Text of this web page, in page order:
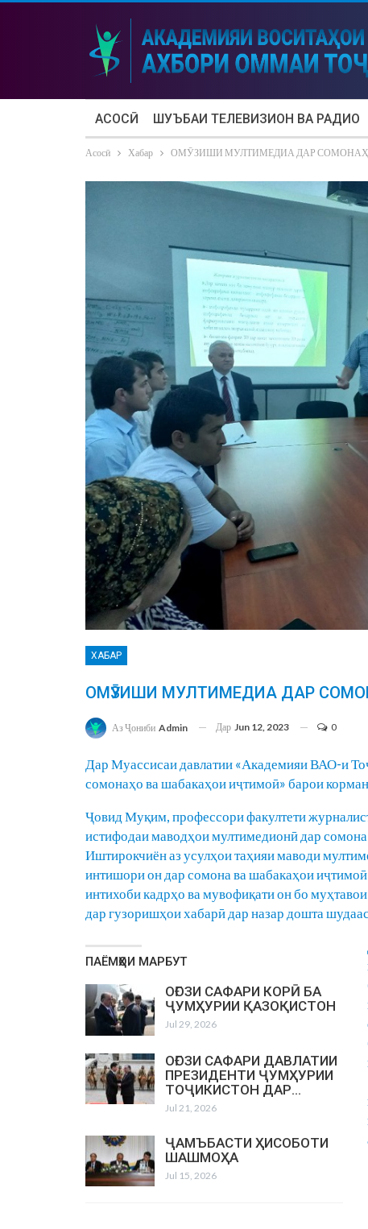
АСОСӢ ШУЪБАИ ТЕЛЕВИЗИОН ВА РАДИО
Асосӣ Хабар ОМӮЗИШИ МУЛТИМЕДИА ДАР
ХАБАР
ОМӮЗИШИ МУЛТИМЕДИА ДАР
Аз Ҷониби Admin Дар Jun 12, 2023 0
Дар Муассисаи давлатии «Академияи ВАО-и
сомонаҳо ва шабакаҳои иҷтимоӣ» барои
Ҷовид Муқим, профессори факултети
истифодаи маводҳои мултимедионӣ дар
Иштирокчиён аз усулҳои таҳияи маводи
интишори он дар сомона ва шабакаҳои
интихоби кадрҳо ва мувофиқати он бо
дар гузоришҳои хабарӣ дар назар дошта
ПАЁМҲОИ МАРБУТ
ОҒОЗИ САФАРИ КОРӢ БА
ҶУМҲУРИИ ҚАЗОҚИСТОН
Jul 29, 2026
ОҒОЗИ САФАРИ ДАВЛАТИИ
ПРЕЗИДЕНТИ ҶУМҲУРИИ
ТОҶИКИСТОН ДАР…
Jul 21, 2026
ҶАМЪБАСТИ ҲИСОБОТИ
ШАШМОҲА
Jul 15, 2026